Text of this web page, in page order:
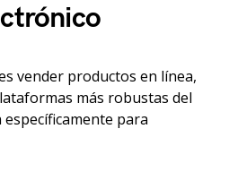
vender productos en línea,
más robustas del
específicamente para